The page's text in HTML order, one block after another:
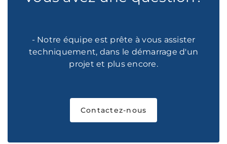
- Notre équipe est prête à vous assister
techniquement, dans le démarrage d'un
projet et plus encore.
Contactez-nous